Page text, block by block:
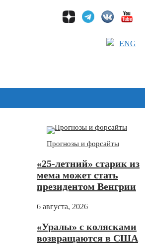
ENG
Прогнозы и форсайты
«25-летний» старик из
мема может стать
президентом Венгрии
6 августа, 2026
«Уралы» с колясками
возвращаются в США